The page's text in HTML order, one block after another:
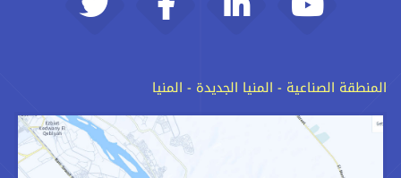
المنطقة الصناعية - المنيا الجديدة - المنيا